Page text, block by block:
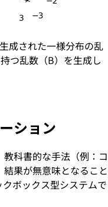
成された一様分布の乱
つ乱数（B）を生成し
ション
科書的な手法（例：コ
果が無意味となること
ボックス型システムで